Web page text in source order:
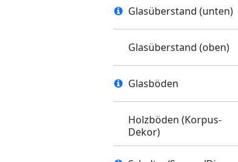
Glasüberstand (unten)
Glasüberstand (oben)
Glasböden
Holzböden (Korpus-
Dekor)